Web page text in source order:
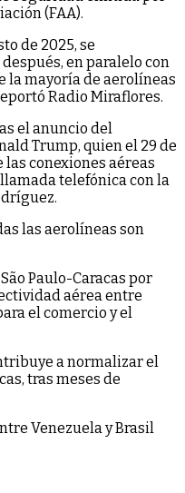
(FAA).
de 2025, se
en paralelo con
la mayoría de aerolíneas
Radio Miraflores.
el anuncio del
Trump, quien el 29 de
conexiones aéreas
telefónica con la
las aerolíneas son
Paulo-Caracas por
aérea entre
el comercio y el
a normalizar el
tras meses de
Venezuela y Brasil